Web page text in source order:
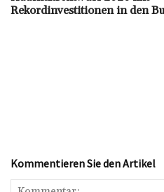
Rekordinvestitionen in den
Kommentieren Sie den Artikel